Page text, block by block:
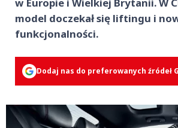
model doczekał się liftingu i
funkcjonalności.
Dodaj nas do preferowanych źródeł